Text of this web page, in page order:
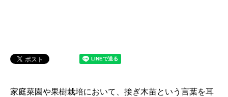
家庭菜園や果樹栽培において、接ぎ木苗という言葉を耳